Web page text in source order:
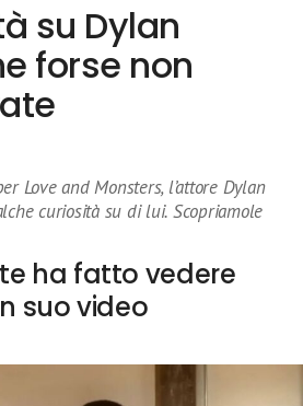
su Dylan
forse non
Love and Monsters, l’attore Dylan
curiosità su di lui. Scopriamole
ha fatto vedere
suo video